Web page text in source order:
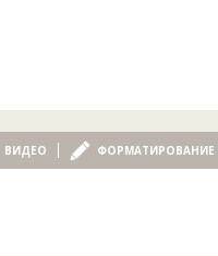
ВИДЕО ФОРМАТИРОВАНИЕ